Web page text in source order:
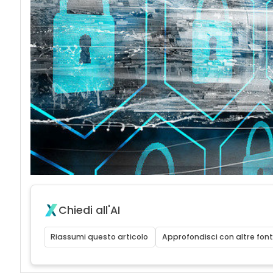
Chiedi all'AI
Riassumi questo articolo Approfondisci con altre